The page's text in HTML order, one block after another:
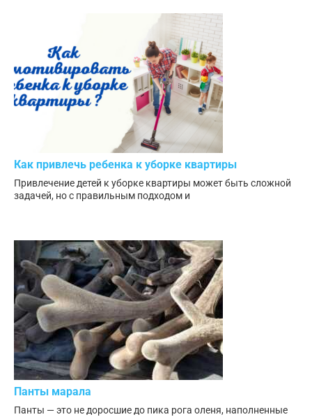
Как привлечь ребенка к уборке квартиры
Привлечение детей к уборке квартиры может быть сложной
задачей, но с правильным подходом и
Панты марала
Панты — это не доросшие до пика рога оленя, наполненные